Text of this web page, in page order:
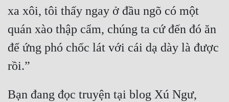
xa xôi, tôi thấy ngay ở đầu ngõ có một
quán xào thập cẩm, chúng ta cứ đến đó ăn
để ứng phó chốc lát với cái dạ dày là được
Bạn đang đọc truyện tại blog Xú Ngư,